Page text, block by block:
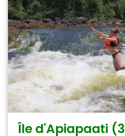
Île d'Apiapaati